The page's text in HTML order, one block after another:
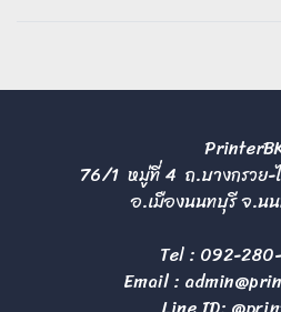
76/1 หมู่ที่ 4 ถ.บางกรวย-
อ.เมืองนนทบุรี จ.น
Tel : 092-
Email :